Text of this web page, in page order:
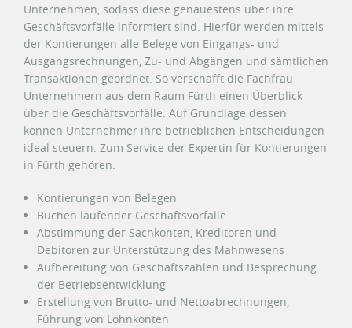
Unternehmen, sodass diese genauestens über ihre
Geschäftsvorfälle informiert sind. Hierfür werden mittels
der Kontierungen alle Belege von Eingangs- und
Ausgangsrechnungen, Zu- und Abgängen und sämtlichen
Transaktionen geordnet. So verschafft die Fachfrau
Unternehmern aus dem Raum Fürth einen Überblick
über die Geschäftsvorfälle. Auf Grundlage dessen
können Unternehmer ihre betrieblichen Entscheidungen
ideal steuern. Zum Service der Expertin für Kontierungen
in Fürth gehören:
Kontierungen von Belegen
Buchen laufender Geschäftsvorfälle
Abstimmung der Sachkonten, Kreditoren und
Debitoren zur Unterstützung des Mahnwesens
Aufbereitung von Geschäftszahlen und Besprechung
der Betriebsentwicklung
Erstellung von Brutto- und Nettoabrechnungen,
Führung von Lohnkonten